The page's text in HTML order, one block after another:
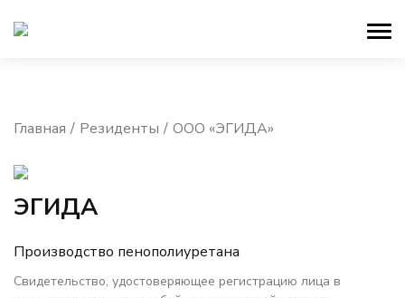
Главная Резиденты ООО «ЭГИДА»
ЭГИДА
Производство пенополиуретана
Свидетельство, удостоверяющее регистрацию лица в